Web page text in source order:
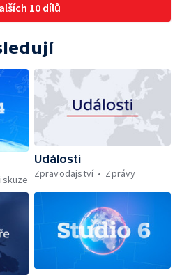
10 dílů
Události
Zpravodajství
Zprávy